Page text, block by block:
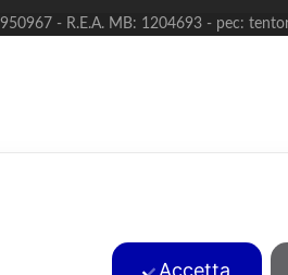
- R.E.A. MB: 1204693 - pec:
Accetta